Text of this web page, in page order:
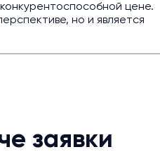
цене.
но и является
заявки